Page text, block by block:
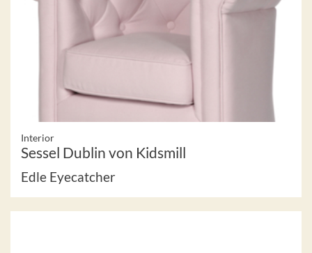
Interior
Sessel Dublin von Kidsmill
Edle Eyecatcher